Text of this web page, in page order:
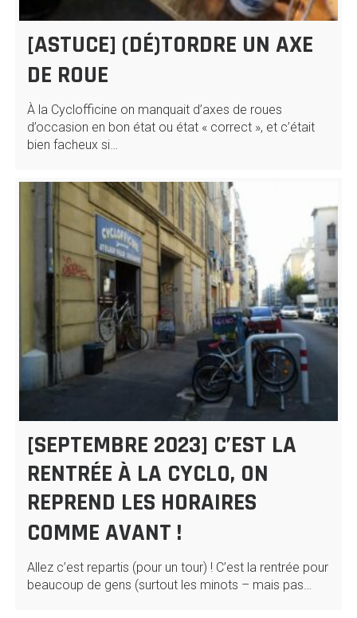
[ASTUCE] (DÉ)TORDRE UN AXE
DE ROUE
À la Cyclofficine on manquait d’axes de roues
d’occasion en bon état ou état « correct », et c’était
bien facheux si…
[SEPTEMBRE 2023] C’EST LA
RENTRÉE À LA CYCLO, ON
REPREND LES HORAIRES
COMME AVANT !
Allez c’est repartis (pour un tour) ! C’est la rentrée pour
beaucoup de gens (surtout les minots – mais pas…